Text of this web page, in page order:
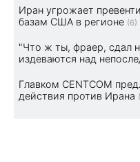
Иран угрожает
базам США в регионе (6)
"Что ж ты, фраер, сдал
издеваются над
Главком CENTCOM
действия против Ирана